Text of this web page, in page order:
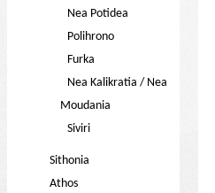
Nea Potidea
Polihrono
Furka
Nea Kalikratia / Nea
Moudania
Siviri
Sithonia
Athos